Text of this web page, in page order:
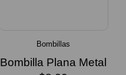
Bombillas
Bombilla Plana Metal